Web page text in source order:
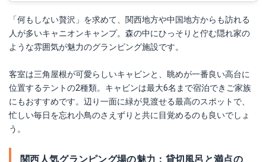
「何もしない贅沢」を求めて、関西地方や中国地方からも訪れる
人が多いキャニオンキャンプ。森の中にひっそりと佇む隠れ家の
ような雰囲気が魅力のグランピング施設です。
客室は三角屋根が可愛らしいキャビンと、眺めが一番良い高台に
位置するテントの2種類。キャビンは最大6名まで宿泊できご家族
にもおすすめです。辺り一面に緑が見渡せる最高のスポットで、
忙しい毎日を忘れ小鳥のさえずりと共に目覚めるのも良いでしょ
う。
関西人気グランピング場の魅力：貸切風呂と満点の